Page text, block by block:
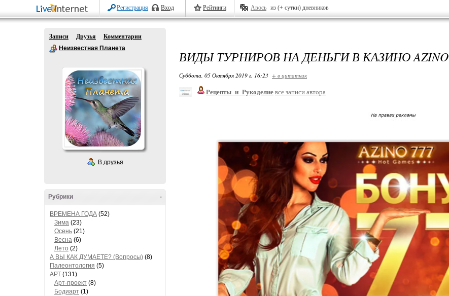
Регистрация Вход Рейтинги Авось из (+ сутки) дневников
Записи Друзья
Комментарии
Неизвестная Планета
В друзья
-
Рубрики
ВРЕМЕНА ГОДА (52)
Зима (23)
Осень (21)
Весна (6)
Лето (2)
А ВЫ КАК ДУМАЕТЕ? (Вопросы) (8)
Палеонтология (5)
АРТ (131)
Арт-проект (8)
Бодиарт (1)
ВИДЫ ТУРНИРОВ НА ДЕНЬГИ В КАЗИНО AZINO
Суббота, 05 Октября 2019 г. 16:23 + в цитатник
Рецепты_и_Рукоделие все записи автора